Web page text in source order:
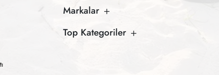
Markalar
Top Kategoriler